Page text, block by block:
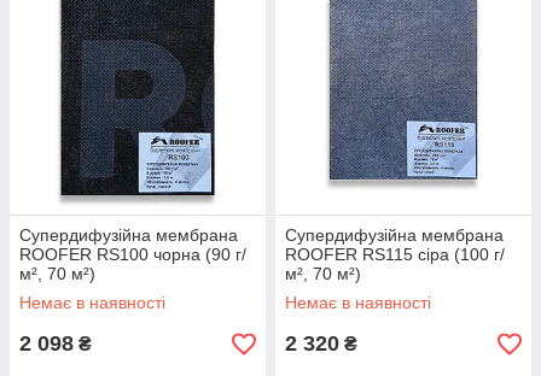
Супердифузійна мембрана
ROOFER RS100 чорна (90 г/
м², 70 м²)
Немає в наявності
2 098 ₴
Супердифузійна мембрана
ROOFER RS115 сіра (100 г/
м², 70 м²)
Немає в наявності
2 320 ₴